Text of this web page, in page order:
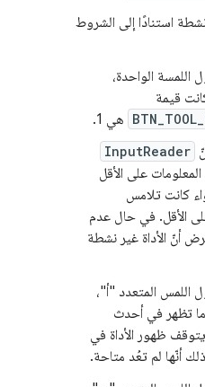
استنادًا إلى الشروط
اللمسة الواحدة،
قيمة
هي 1.
InputReader
على الأقل
كانت تلامس
الأقل. في حال عدم
أنّ الأداة غير نشطة
اللمس المتعدد "أ"،
تظهر في أحدث
ظهور الأداة في
أنّها لم تعُد متاحة.